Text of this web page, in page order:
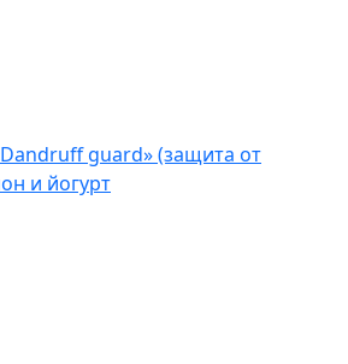
guard» (защита от
и йогурт